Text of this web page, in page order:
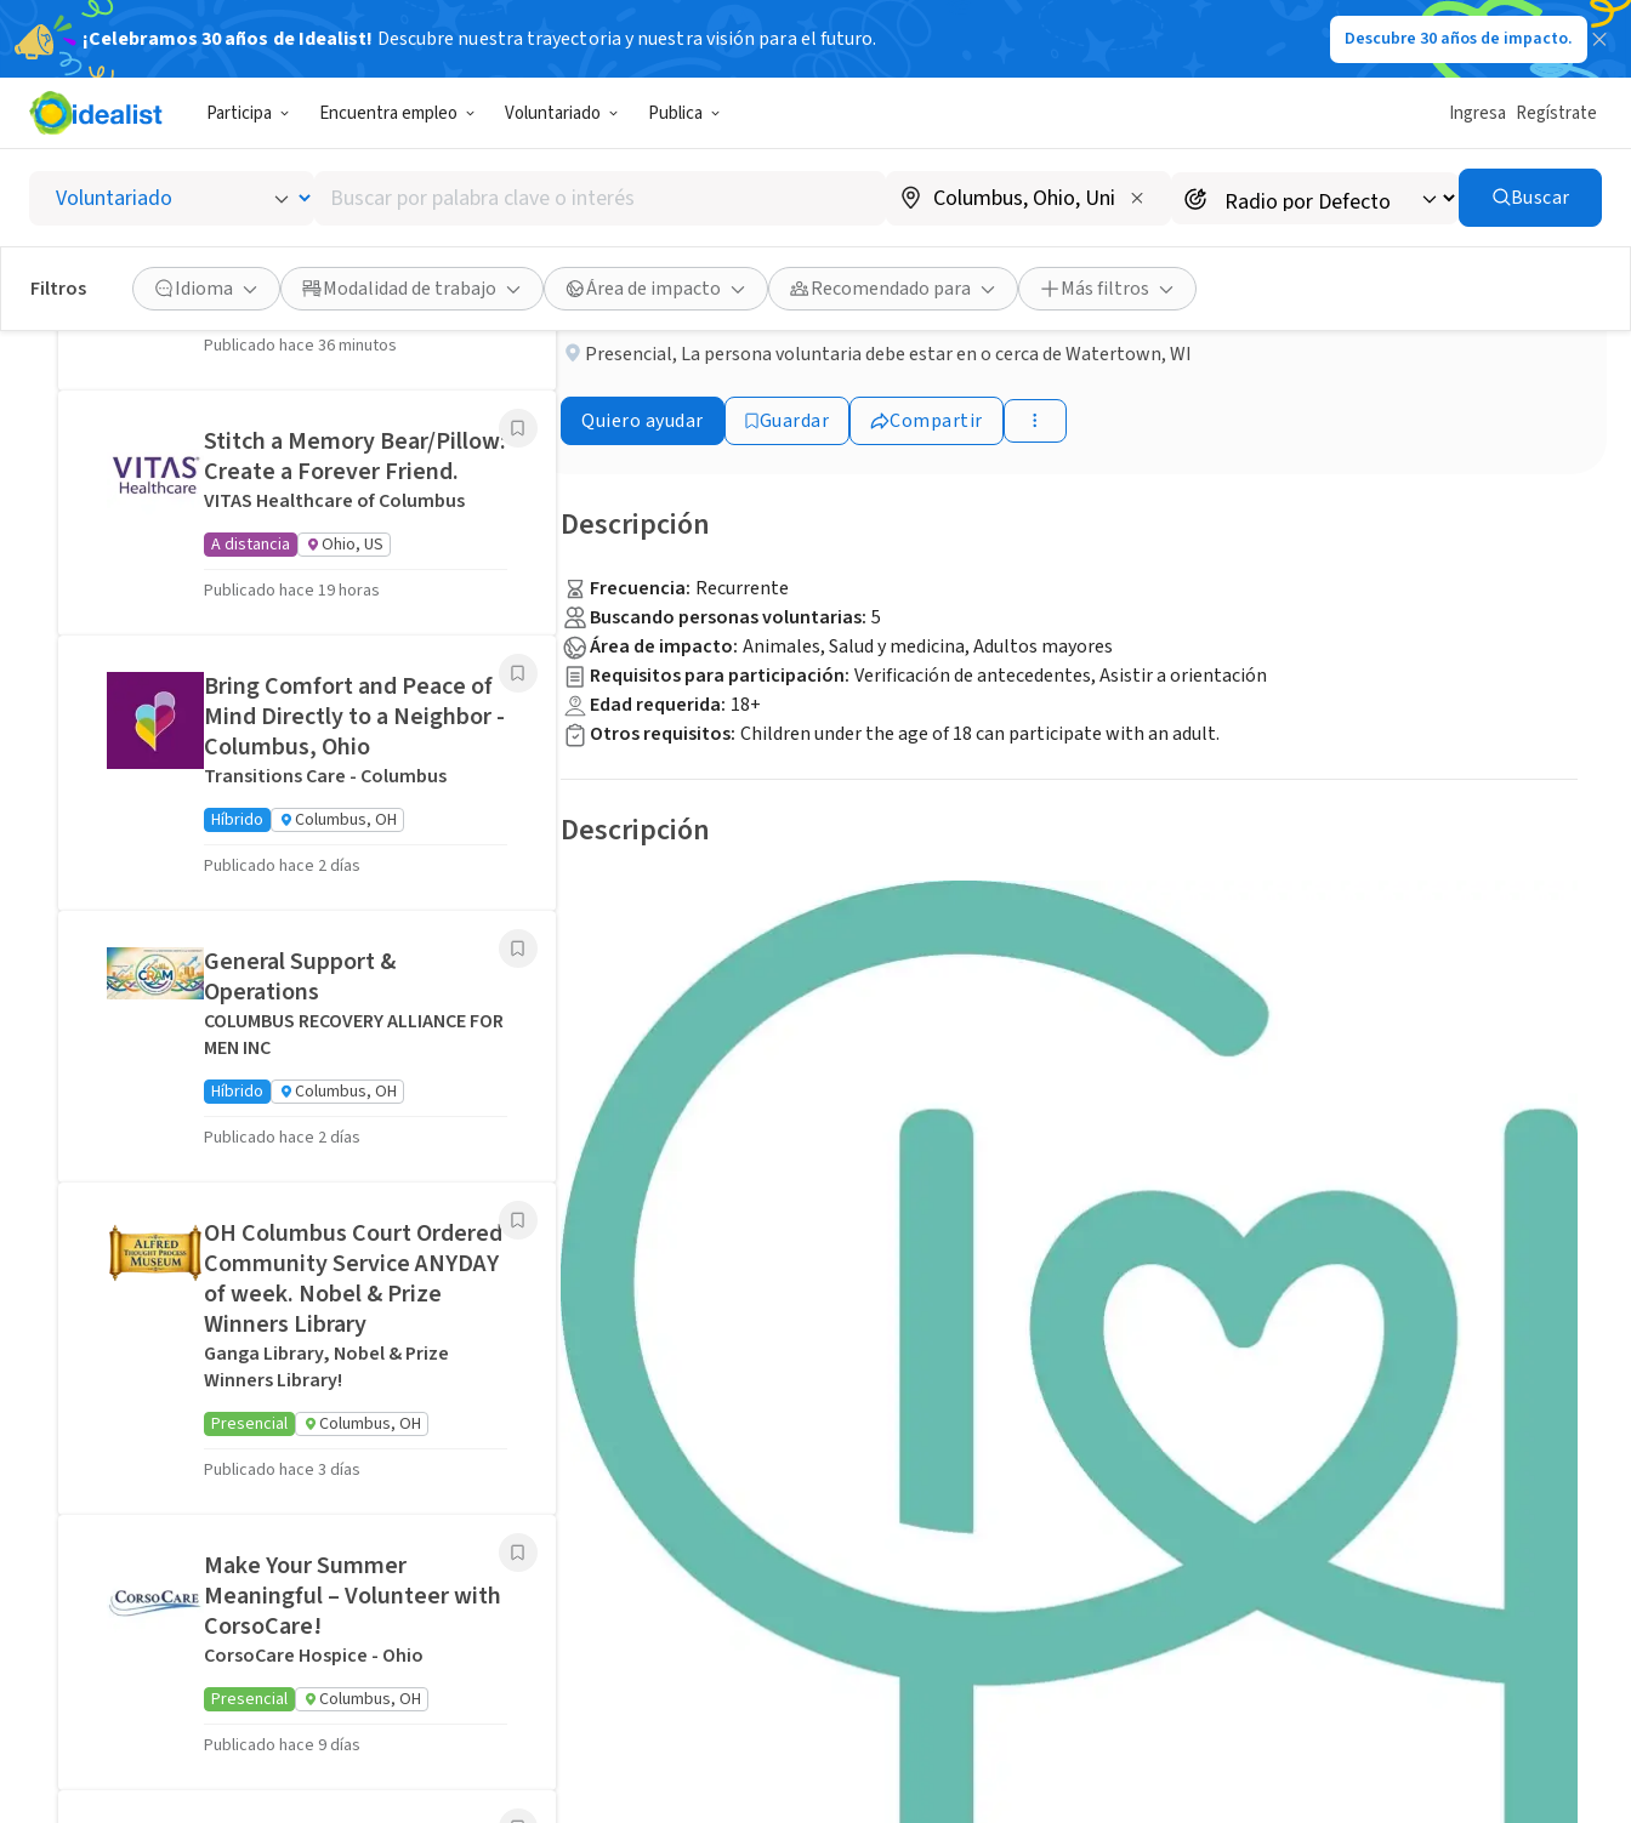
¡Celebramos 30 años de Idealist! Descubre nuestra trayectoria y nuestra visión para el futuro. Descubre 30 años de impacto.
Participa Encuentra empleo Voluntariado Publica Ingresa Regístrate
Buscar
por
palabra
clave
o
interés
Buscar
Filtros Idioma Modalidad de trabajo Área de impacto Recomendado para Más filtros
ORGANIZACIÓN SIN FIN DE LUCRO
Publicado hace 3 meses
Warm Hearts Wanted
Commonheart
Presencial, La persona voluntaria debe estar en o cerca de Watertown, WI
Quiero ayudar Guardar Compartir
Descripción
Frecuencia: Recurrente
Buscando personas voluntarias: 5
Área de impacto: Animales, Salud y medicina, Adultos mayores
Requisitos para participación: Verificación de antecedentes, Asistir a orientación
Edad requerida: 18+
Otros requisitos: Children under the age of 18 can participate with an adult.
Descripción
Oportunidades de Voluntariado relacionadas
Columbus, OH · Ref IWTMYL-
I Want To Mow Your Lawn ®
Presencial
Columbus, OH
Publicado hace 36 minutos
Stitch a Memory Bear/Pillow:
Create a Forever Friend.
VITAS Healthcare of Columbus
A distancia
Ohio, US
Publicado hace 19 horas
Bring Comfort and Peace of
Mind Directly to a Neighbor -
Columbus, Ohio
Transitions Care - Columbus
Híbrido
Columbus, OH
Publicado hace 2 días
General Support &
Operations
COLUMBUS RECOVERY ALLIANCE FOR
MEN INC
Híbrido
Columbus, OH
Publicado hace 2 días
OH Columbus Court Ordered
Community Service ANYDAY
of week. Nobel & Prize
Winners Library
Ganga Library, Nobel & Prize
Winners Library!
Presencial
Columbus, OH
Publicado hace 3 días
Make Your Summer
Meaningful – Volunteer with
CorsoCare!
CorsoCare Hospice - Ohio
Presencial
Columbus, OH
Publicado hace 9 días